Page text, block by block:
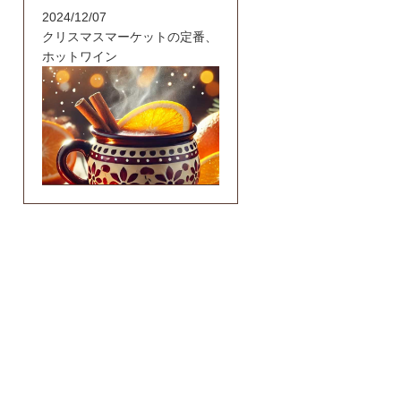
2024/12/07
クリスマスマーケットの定番、
ホットワイン